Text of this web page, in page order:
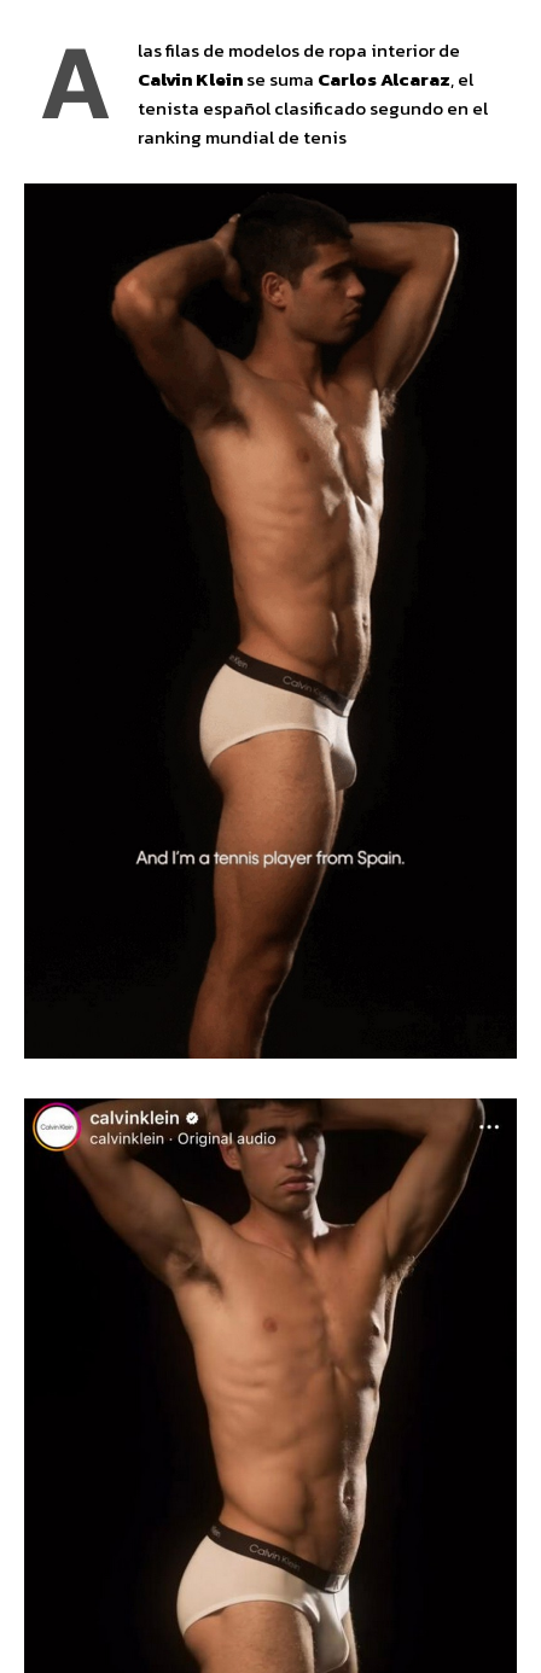
A
las filas de modelos de ropa interior de
Calvin Kleinse suma Carlos Alcaraz, el
tenista español clasificado segundo en el
ranking mundial de tenis